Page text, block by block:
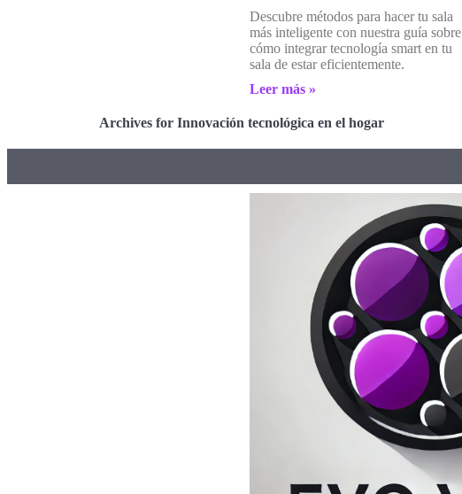
Descubre métodos para hacer tu sala
más inteligente con nuestra guía sobre
cómo integrar tecnología smart en tu
sala de estar eficientemente.
Leer más »
Archives for Innovación tecnológica en el hogar